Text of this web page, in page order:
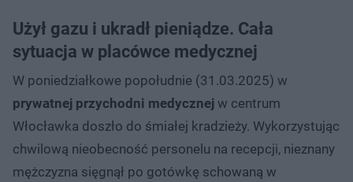
Użył gazu i ukradł pieniądze. Cała
sytuacja w placówce medycznej
W poniedziałkowe popołudnie (31.03.2025) w
prywatnej przychodni medycznej w centrum
Włocławka doszło do śmiałej kradzieży. Wykorzystując
chwilową nieobecność personelu na recepcji, nieznany
mężczyzna sięgnął po gotówkę schowaną w